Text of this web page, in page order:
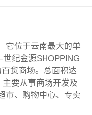
位于云南最大的单
纪金源SHOPPING
货商场。总面积达
要从事商场开发及
市、购物中心、专卖